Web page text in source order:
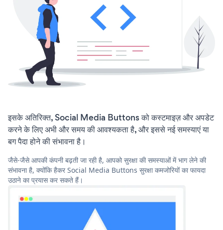
इसके अतिरिक्त, Social Media Buttons को कस्टमाइज़ और अपडेट
करने के लिए अभी और समय की आवश्यकता है, और इससे नई समस्याएं या
बग पैदा होने की संभावना है।
जैसे-जैसे आपकी कंपनी बढ़ती जा रही है, आपको सुरक्षा की समस्याओं में भाग लेने की
संभावना है, क्योंकि हैकर Social Media Buttons सुरक्षा कमजोरियों का फायदा
उठाने का प्रयास कर सकते हैं।